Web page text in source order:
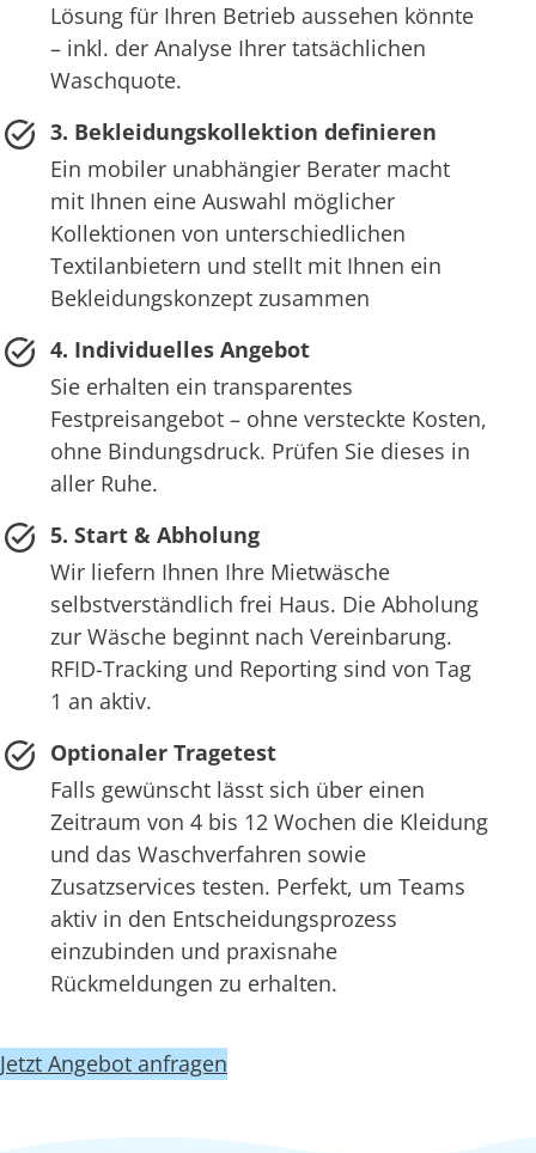
Lösung für Ihren Betrieb aussehen könnte
– inkl. der Analyse Ihrer tatsächlichen
Waschquote.
3. Bekleidungskollektion definieren
Ein mobiler unabhängier Berater macht
mit Ihnen eine Auswahl möglicher
Kollektionen von unterschiedlichen
Textilanbietern und stellt mit Ihnen ein
Bekleidungskonzept zusammen
4. Individuelles Angebot
Sie erhalten ein transparentes
Festpreisangebot – ohne versteckte Kosten,
ohne Bindungsdruck. Prüfen Sie dieses in
aller Ruhe.
5. Start & Abholung
Wir liefern Ihnen Ihre Mietwäsche
selbstverständlich frei Haus. Die Abholung
zur Wäsche beginnt nach Vereinbarung.
RFID-Tracking und Reporting sind von Tag
1 an aktiv.
Optionaler Tragetest
Falls gewünscht lässt sich über einen
Zeitraum von 4 bis 12 Wochen die Kleidung
und das Waschverfahren sowie
Zusatzservices testen. Perfekt, um Teams
aktiv in den Entscheidungsprozess
einzubinden und praxisnahe
Rückmeldungen zu erhalten.
Jetzt Angebot anfragen